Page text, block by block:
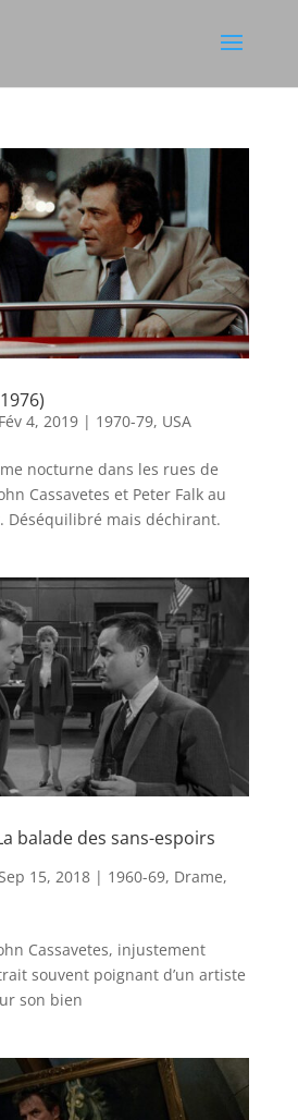
Fév 4, 2019| 1970-79, USA
nocturne dans les rues de
Cassavetes et Peter Falk au
Déséquilibré mais déchirant.
balade des sans-espoirs
15, 2018| 1960-69, Drame,
Cassavetes, injustement
souvent poignant d’un artiste
son bien